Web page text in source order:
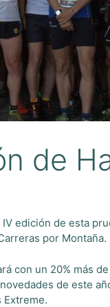
de
IV edición de esta
por Montaña.
con un 20% más
de este
Extreme.